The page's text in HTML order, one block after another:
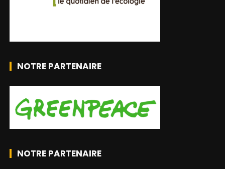
NOTRE PARTENAIRE
NOTRE PARTENAIRE